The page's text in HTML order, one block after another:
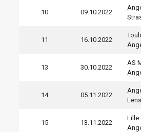
10 09.10.2022
11 16.10.2022
13 30.10.2022
AS
14 05.11.2022
Lens
15 13.11.2022
Lille